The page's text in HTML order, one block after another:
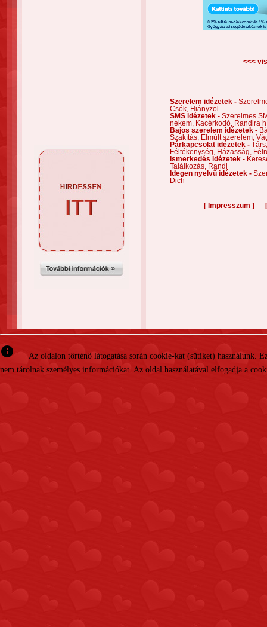
<<<
Szerelem idézetek -
Csók,
Hiányzol
SMS idézetek - Szerelmes
nekem,
Kacérkodó,
Randira
Bajos szerelem idézetek -
Szakítás,
Elmúlt szerelem,
Párkapcsolat idézetek -
Féltékenység,
Házasság,
Ismerkedés idézetek -
Találkozás,
Randi
Idegen nyelvű idézetek -
Dich
[ Impresszum ]
info
Az oldalon történő látogatása során cookie-kat (sütiket)
nem tárolnak személyes információkat. Az oldal használatával elfogadja a